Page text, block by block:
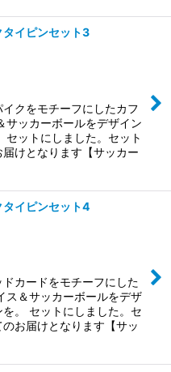
イピンセット3
クをモチーフにしたカフ
サッカーボールをデザイン
セットにしました。セット
けとなります【サッカー
イピンセット4
カードをモチーフにした
ス＆サッカーボールをデザ
。 セットにしました。セ
お届けとなります【サッ